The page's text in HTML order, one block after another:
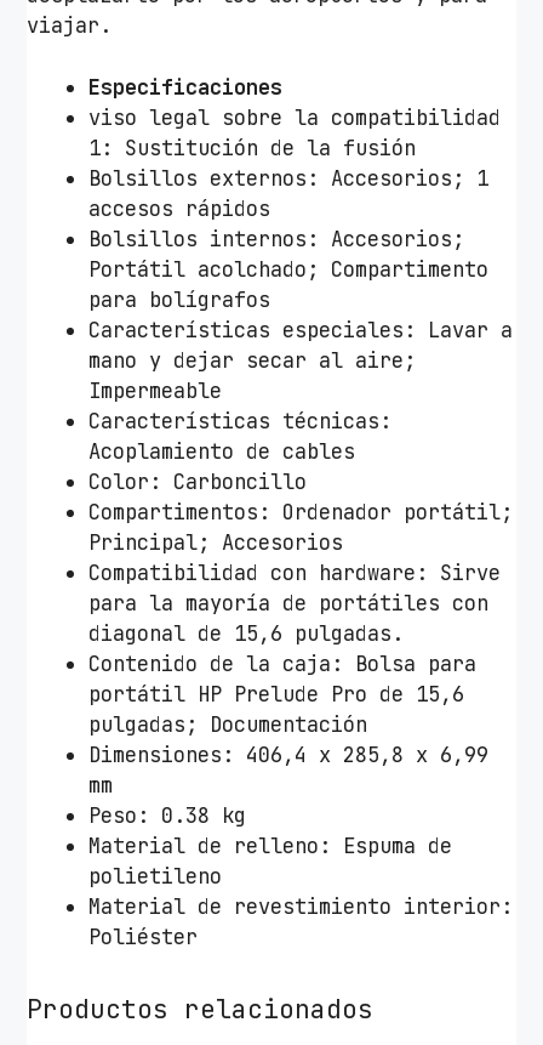
viajar.
Especificaciones
viso legal sobre la compatibilidad
1: Sustitución de la fusión
Bolsillos externos: Accesorios; 1
accesos rápidos
Bolsillos internos: Accesorios;
Portátil acolchado; Compartimento
para bolígrafos
Características especiales: Lavar a
mano y dejar secar al aire;
Impermeable
Características técnicas:
Acoplamiento de cables
Color: Carboncillo
Compartimentos: Ordenador portátil;
Principal; Accesorios
Compatibilidad con hardware: Sirve
para la mayoría de portátiles con
diagonal de 15,6 pulgadas.
Contenido de la caja: Bolsa para
portátil HP Prelude Pro de 15,6
pulgadas; Documentación
Dimensiones: 406,4 x 285,8 x 6,99
mm
Peso: 0.38 kg
Material de relleno: Espuma de
polietileno
Material de revestimiento interior:
Poliéster
Productos relacionados